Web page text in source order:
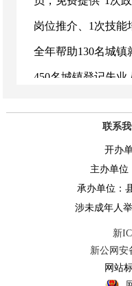
岗位推介、1次技能
全年帮助130名城
450名城镇登记失
7.免费为有培
的人群，提供电工
5000人次。
8.充分发挥零
散务工、季节性务
求职登记、岗位推
联系我
开办
主办单位
承办单位：
涉未成年人
新
新公网安
网站